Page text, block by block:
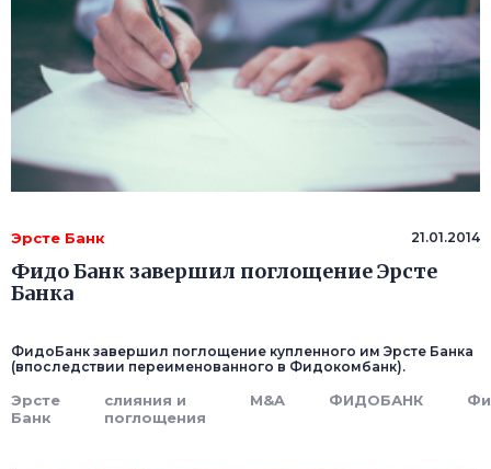
Эрсте Банк 21.01.2014
Фидо Банк завершил поглощение Эрсте
Банка
ФидоБанк завершил поглощение купленного им Эрсте Банка
(впоследствии переименованного в Фидокомбанк).
Эрсте
Банк
слияния и
поглощения
M&A ФИДОБАНК